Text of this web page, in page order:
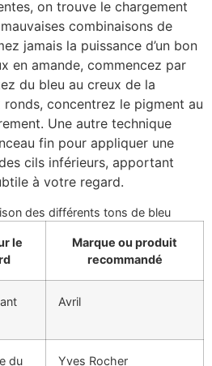
on trouve le chargement
combinaisons de
jamais la puissance d’un bon
en amande, commencez par
du bleu au creux de la
ronds, concentrez le pigment au
Une autre technique
fin pour appliquer une
cils inférieurs, apportant
à votre regard.
des différents tons de bleu
le
Marque ou produit
recommandé
Avril
du Yves Rocher